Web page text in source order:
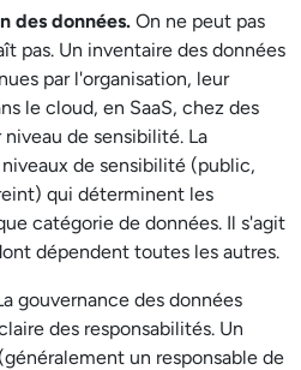
des données. On ne peut pas
pas. Un inventaire des données
par l'organisation, leur
le cloud, en SaaS, chez des
de sensibilité. La
de sensibilité (public,
qui déterminent les
catégorie de données. Il s'agit
dépendent toutes les autres.
gouvernance des données
des responsabilités. Un
un responsable de